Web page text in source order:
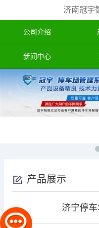
济南冠宇
公司介绍
新闻中心
产品展示
济宁停